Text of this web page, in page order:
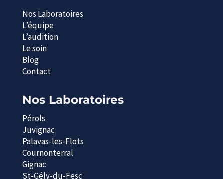
Nos Laboratoires
L’équipe
L’audition
Le soin
Blog
Contact
Nos Laboratoires
Pérols
Juvignac
Palavas-les-Flots
Cournonterral
Gignac
St-Gély-du-Fesc